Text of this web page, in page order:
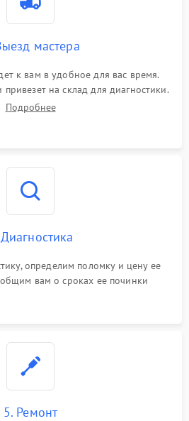
мастера
к вам в удобное для вас время.
на склад для диагностики.
Подробнее
определим поломку и цену ее
вам о сроках ее починки
5. Ремонт